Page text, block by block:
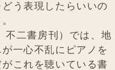
う表現したらいいの
二書房刊）では、地
一心不乱にピアノを
これを聴いている書